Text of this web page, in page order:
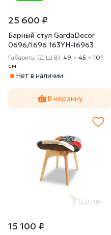
25 600 ₽
Барный стул GardaDecor
0696/1696 163YH-16963
Габариты (Д Ш В): 49 × 45 × 101
cм
Нет в наличии
В корзину
15 100 ₽